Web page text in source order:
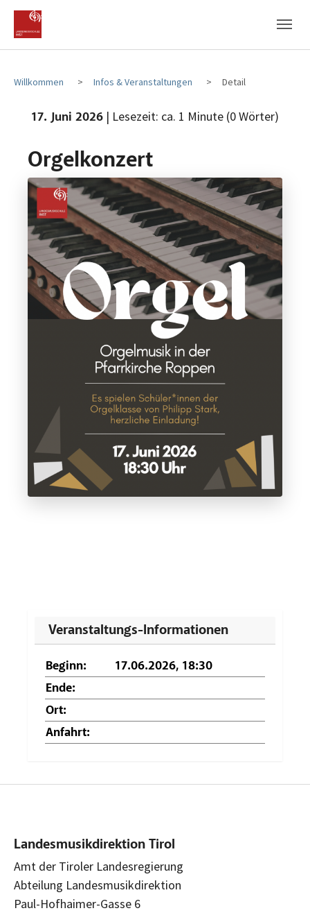
Zum Hauptinhalt
Zum Fußbereich
Willkommen Infos & Veranstaltungen Detail
17. Juni 2026 | Lesezeit: ca. 1 Minute (0 Wörter)
Orgelkonzert
Veranstaltungs-Informationen
Beginn:
17.06.2026, 18:30
Ende:
Ort:
Anfahrt:
Landesmusikdirektion Tirol
Amt der Tiroler Landesregierung
Abteilung Landesmusikdirektion
Paul-Hofhaimer-Gasse 6